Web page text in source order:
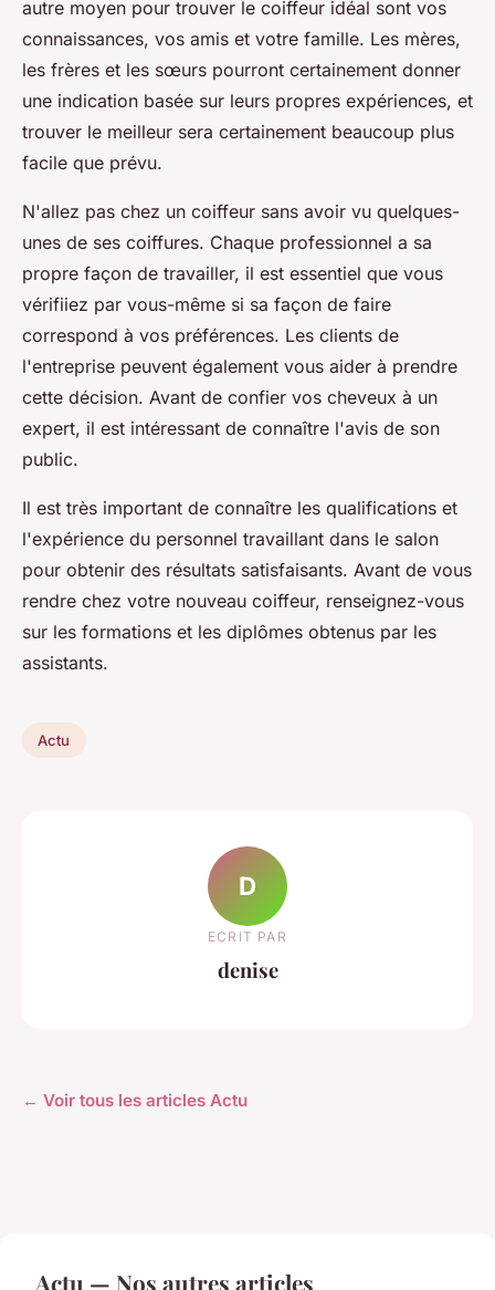
autre moyen pour trouver le coiffeur idéal sont vos
connaissances, vos amis et votre famille. Les mères,
les frères et les sœurs pourront certainement donner
une indication basée sur leurs propres expériences, et
trouver le meilleur sera certainement beaucoup plus
facile que prévu.
N'allez pas chez un coiffeur sans avoir vu quelques-
unes de ses coiffures. Chaque professionnel a sa
propre façon de travailler, il est essentiel que vous
vérifiiez par vous-même si sa façon de faire
correspond à vos préférences. Les clients de
l'entreprise peuvent également vous aider à prendre
cette décision. Avant de confier vos cheveux à un
expert, il est intéressant de connaître l'avis de son
public.
Il est très important de connaître les qualifications et
l'expérience du personnel travaillant dans le salon
pour obtenir des résultats satisfaisants. Avant de vous
rendre chez votre nouveau coiffeur, renseignez-vous
sur les formations et les diplômes obtenus par les
assistants.
Actu
D
ECRIT PAR
denise
← Voir tous les articles Actu
Actu — Nos autres articles